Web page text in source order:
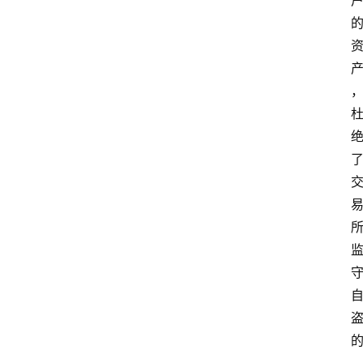
的
资
产
，
杜
绝
了
交
易
所
监
守
自
盗
的